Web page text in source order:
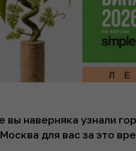
наверняка узнали
для вас за это